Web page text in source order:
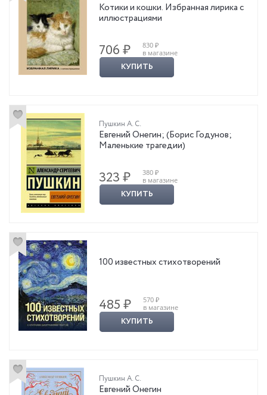
Котики и кошки. Избранная лирика с
иллюстрациями
706 ₽
830 ₽
в магазине
КУПИТЬ
Пушкин А. С.
Евгений Онегин; (Борис Годунов;
Маленькие трагедии)
323 ₽
380 ₽
в магазине
КУПИТЬ
100 известных стихотворений
485 ₽
570 ₽
в магазине
КУПИТЬ
Пушкин А. С.
Евгений Онегин